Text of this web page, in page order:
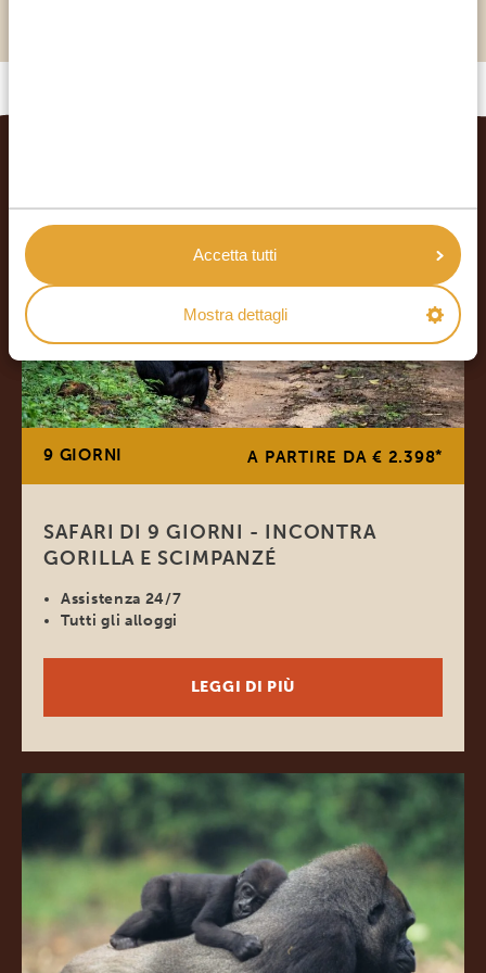
Accetta tutti
Mostra dettagli
9 GIORNI A PARTIRE DA € 2.398*
SAFARI DI 9 GIORNI - INCONTRA
GORILLA E SCIMPANZÉ
Assistenza 24/7
Tutti gli alloggi
LEGGI DI PIÙ